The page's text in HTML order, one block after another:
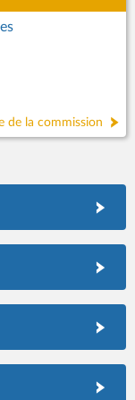
de la commission